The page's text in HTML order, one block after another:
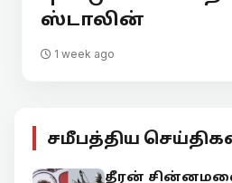
ஸ்டாலின்
1 week ago
சமீபத்திய
தீரன்